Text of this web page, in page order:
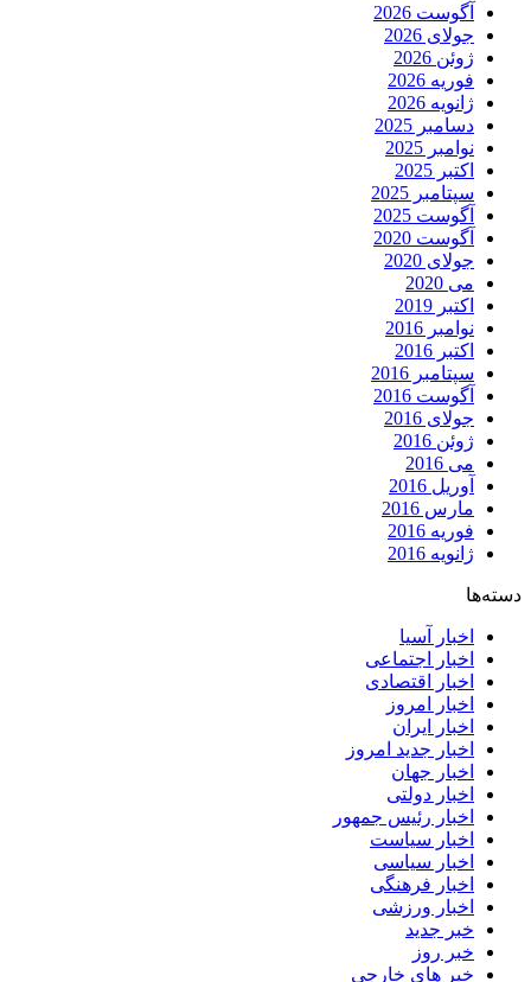
آگوست 2026
جولای 2026
ژوئن 2026
فوریه 2026
ژانویه 2026
دسامبر 2025
نوامبر 2025
اکتبر 2025
سپتامبر 2025
آگوست 2025
آگوست 2020
جولای 2020
می 2020
اکتبر 2019
نوامبر 2016
اکتبر 2016
سپتامبر 2016
آگوست 2016
جولای 2016
ژوئن 2016
می 2016
آوریل 2016
مارس 2016
فوریه 2016
ژانویه 2016
دسته‌ها
اخبار آسیا
اخبار اجتماعی
اخبار اقتصادی
اخبار امروز
اخبار ایران
اخبار جدید امروز
اخبار جهان
اخبار دولتی
اخبار رئیس جمهور
اخبار سیاست
اخبار سیاسی
اخبار فرهنگی
اخبار ورزشی
خبر جدید
خبر روز
خبر های خارجی